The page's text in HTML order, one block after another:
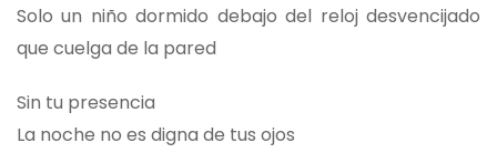
Solo un niño dormido debajo del reloj desvencijado
que cuelga de la pared
Sin tu presencia
La noche no es digna de tus ojos